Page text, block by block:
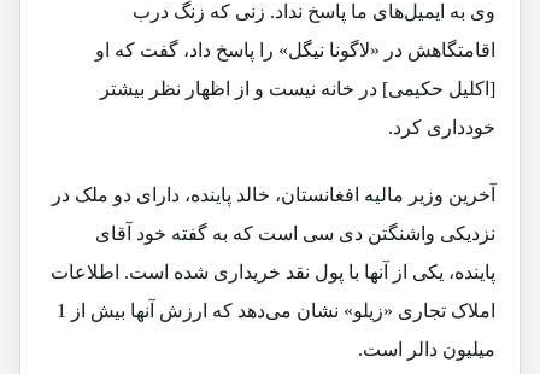
وی به ایمیل‌های ما پاسخ نداد. زنی که زنگ درب
اقامتگاهش در «لاگونا نیگل» را پاسخ داد، گفت که او
[اکلیل حکیمی] در خانه نیست و از اظهار نظر بیشتر
خودداری کرد.
آخرین وزیر مالیه افغانستان، خالد پاینده، دارای دو ملک در
نزدیکی واشنگتن دی سی است که به گفته خود آقای
پاینده، یکی از آنها با پول نقد خریداری شده است. اطلاعات
املاک تجاری «زیلو» نشان می‌دهد که ارزش آنها بیش از 1
میلیون دالر است.